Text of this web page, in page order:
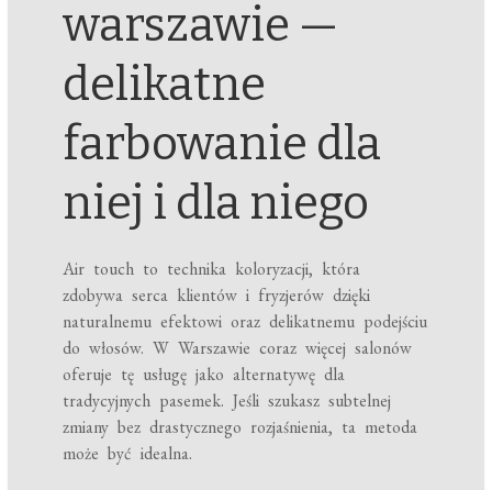
warszawie —
delikatne
farbowanie dla
niej i dla niego
Air touch to technika koloryzacji, która
zdobywa serca klientów i fryzjerów dzięki
naturalnemu efektowi oraz delikatnemu podejściu
do włosów. W Warszawie coraz więcej salonów
oferuje tę usługę jako alternatywę dla
tradycyjnych pasemek. Jeśli szukasz subtelnej
zmiany bez drastycznego rozjaśnienia, ta metoda
może być idealna.